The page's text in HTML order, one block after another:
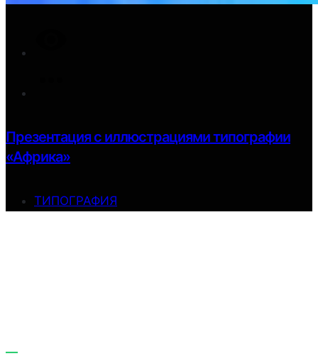
Презентация с иллюстрациями типографии
«Африка»
ТИПОГРАФИЯ
—